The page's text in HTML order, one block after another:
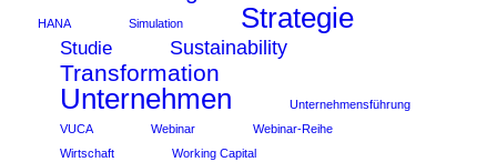
HANA Simulation Strategie
Studie Sustainability
Transformation
Unternehmen
Unternehmensführung
VUCA
Webinar
Webinar-Reihe
Wirtschaft
Working Capital